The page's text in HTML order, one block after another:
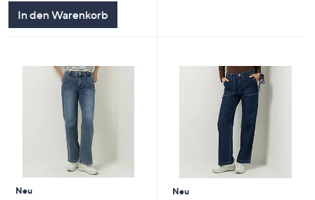
In den Warenkorb
Neu
Neu